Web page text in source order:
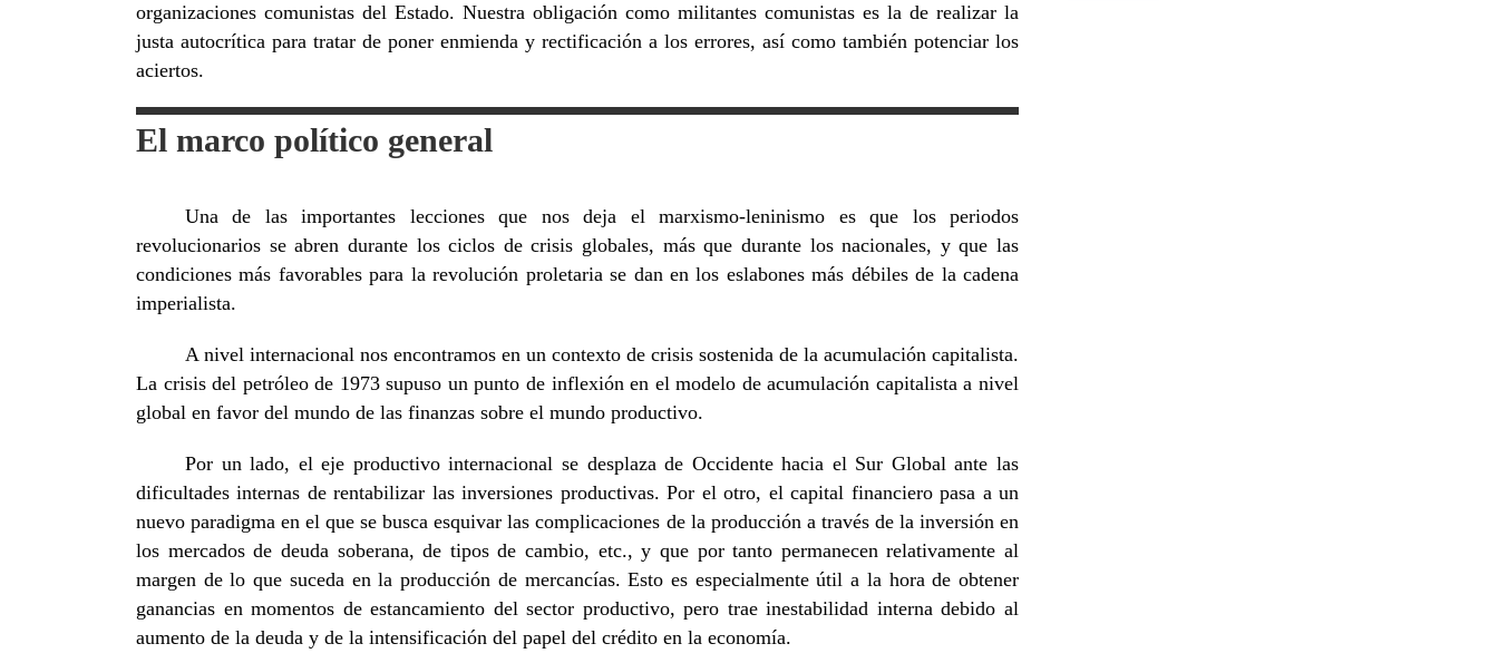
organizaciones comunistas del Estado. Nuestra obligación como militantes comunistas es la de realizar la
justa autocrítica para tratar de poner enmienda y rectificación a los errores, así como también potenciar los
aciertos.
El marco político general
Una de las importantes lecciones que nos deja el marxismo-leninismo es que los periodos
revolucionarios se abren durante los ciclos de crisis globales, más que durante los nacionales, y que las
condiciones más favorables para la revolución proletaria se dan en los eslabones más débiles de la cadena
imperialista.
A nivel internacional nos encontramos en un contexto de crisis sostenida de la acumulación capitalista.
La crisis del petróleo de 1973 supuso un punto de inflexión en el modelo de acumulación capitalista a nivel
global en favor del mundo de las finanzas sobre el mundo productivo.
Por un lado, el eje productivo internacional se desplaza de Occidente hacia el Sur Global ante las
dificultades internas de rentabilizar las inversiones productivas. Por el otro, el capital financiero pasa a un
nuevo paradigma en el que se busca esquivar las complicaciones de la producción a través de la inversión en
los mercados de deuda soberana, de tipos de cambio, etc., y que por tanto permanecen relativamente al
margen de lo que suceda en la producción de mercancías. Esto es especialmente útil a la hora de obtener
ganancias en momentos de estancamiento del sector productivo, pero trae inestabilidad interna debido al
aumento de la deuda y de la intensificación del papel del crédito en la economía.